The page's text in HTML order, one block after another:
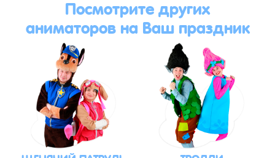
Посмотрите других
аниматоров на Ваш праздник